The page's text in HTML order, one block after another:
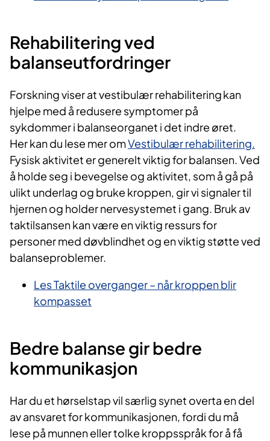
Rehabilitering ved
balanseutfordringer
Forskning viser at vestibulær rehabilitering kan
hjelpe med å redusere symptomer på
sykdommer i balanseorganet i det indre øret.
Her kan du lese mer omVestibulær rehabilitering.
Fysisk aktivitet er generelt viktig for balansen. Ved
å holde seg i bevegelse og aktivitet, som å gå på
ulikt underlag og bruke kroppen, gir vi signaler til
hjernen og holder nervesystemet i gang. Bruk av
taktilsansen kan være en viktig ressurs for
personer med døvblindhet og en viktig støtte ved
balanseproblemer.
Les Taktile overganger – når kroppen blir
kompasset
Bedre balanse gir bedre
kommunikasjon
Har du et hørselstap vil særlig synet overta en del
av ansvaret for kommunikasjonen, fordi du må
lese på munnen eller tolke kroppsspråk for å få